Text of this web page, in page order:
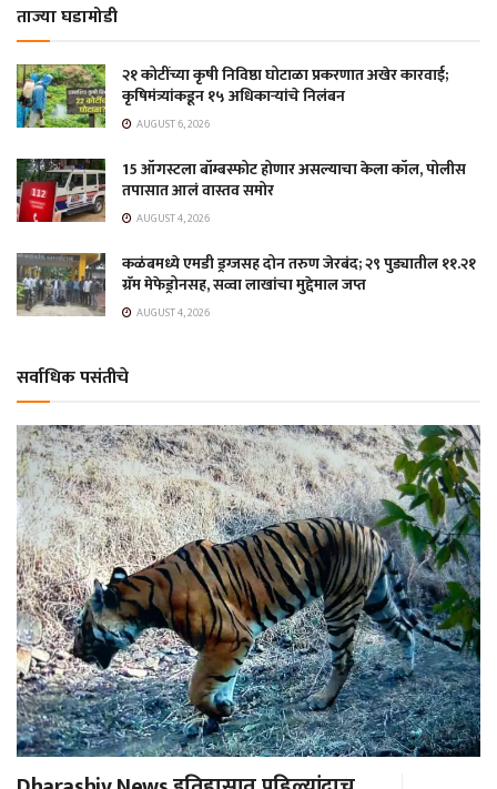
ताज्या घडामोडी
२१ कोटींच्या कृषी निविष्ठा घोटाळा प्रकरणात अखेर कारवाई;
कृषिमंत्र्यांकडून १५ अधिकाऱ्यांचे निलंबन
AUGUST 6, 2026
15 ऑगस्टला बॉम्बस्फोट होणार असल्याचा केला कॉल, पोलीस
तपासात आलं वास्तव समोर
AUGUST 4, 2026
कळंबमध्ये एमडी ड्रग्जसह दोन तरुण जेरबंद; २९ पुड्यातील ११.२१
ग्रॅम मेफेड्रोनसह, सव्वा लाखांचा मुद्देमाल जप्त
AUGUST 4, 2026
सर्वाधिक पसंतीचे